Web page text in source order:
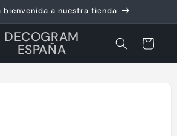
bienvenida a nuestra tienda
DECOGRAM
ESPAÑA Carrito